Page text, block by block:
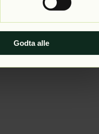
Godta alle